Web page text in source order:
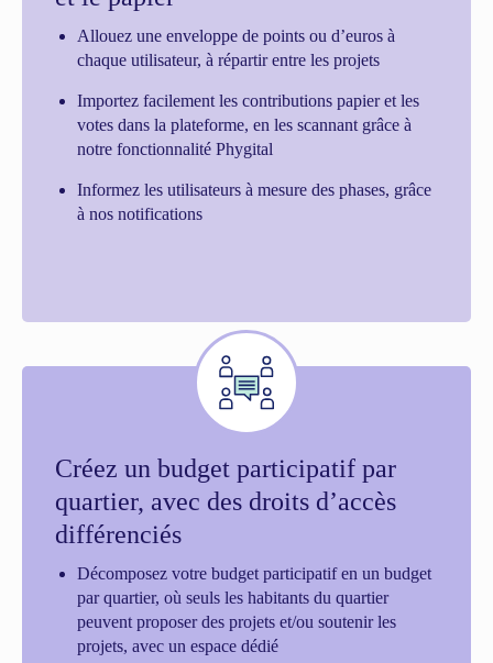
Allouez une enveloppe de points ou d’euros à
chaque utilisateur, à répartir entre les projets
Importez facilement les contributions papier et les
votes dans la plateforme, en les scannant grâce à
notre fonctionnalité Phygital
Informez les utilisateurs à mesure des phases, grâce
à nos notifications
Créez un budget participatif par
quartier, avec des droits d’accès
différenciés
Décomposez votre budget participatif en un budget
par quartier, où seuls les habitants du quartier
peuvent proposer des projets et/ou soutenir les
projets, avec un espace dédié